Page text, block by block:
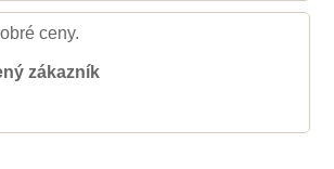
ceny.
zákazník